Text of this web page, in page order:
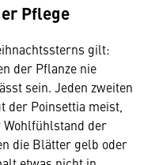
Pflege
gilt:
der Pflanze nie
sein. Jeden zweiten
der Poinsettia meist,
Wohlfühlstand der
die Blätter gelb oder